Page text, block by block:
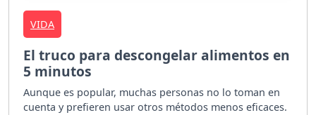
VIDA
El truco para descongelar alimentos en
5 minutos
Aunque es popular, muchas personas no lo toman en
cuenta y prefieren usar otros métodos menos eficaces.